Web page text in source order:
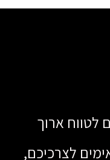
לטווח ארוך
לצרכיכם,